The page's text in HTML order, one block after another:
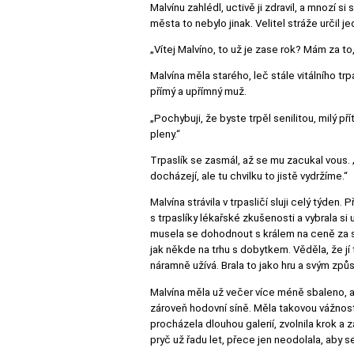
Malvínu zahlédl, uctivě ji zdravil, a mnozí si
města to nebylo jinak. Velitel stráže určil
„Vítej Malvíno, to už je zase rok? Mám za
Malvína měla starého, leč stále vitálního
přímý a upřímný muž.
„Pochybuji, že byste trpěl senilitou, milý
pleny.“
Trpaslík se zasmál, až se mu zacukal
docházejí, ale tu chvilku to jistě vydržíme.“
Malvína strávila v trpasličí sluji celý týden.
s trpaslíky lékařské zkušenosti a vybrala
musela se dohodnout s králem na ceně za
jak někde na trhu s dobytkem. Věděla, že
náramně užívá. Brala to jako hru a svým
Malvína měla už večer více méně sbaleno,
zároveň hodovní síně. Měla takovou
procházela dlouhou galerií, zvolnila krok a
pryč už řadu let, přece jen neodolala, aby